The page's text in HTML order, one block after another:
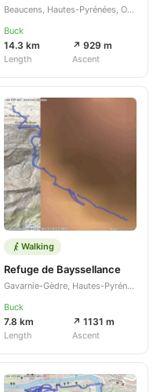
Beaucens, Hautes-Pyrénées, Occitanie, FR
Buck
14.3 km
Length
↗ 929 m
Ascent
Walking
Refuge de Bayssellance
Gavarnie-Gèdre, Hautes-Pyrénées, Occitanie, FR
Buck
7.8 km
Length
↗ 1131 m
Ascent